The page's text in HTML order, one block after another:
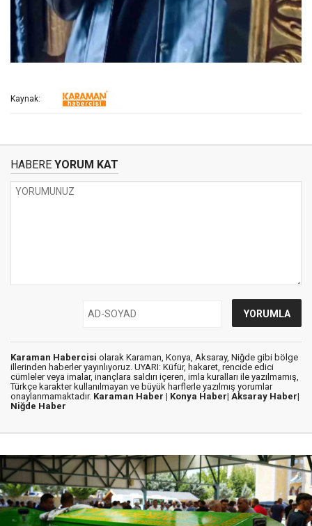
Kaynak:
HABERE YORUM KAT
Karaman Habercisi olarak Karaman, Konya, Aksaray, Niğde gibi bölge
illerinden haberler yayınlıyoruz. UYARI: Küfür, hakaret, rencide edici
cümleler veya imalar, inançlara saldırı içeren, imla kuralları ile yazılmamış,
Türkçe karakter kullanılmayan ve büyük harflerle yazılmış yorumlar
onaylanmamaktadır. Karaman Haber | Konya Haber| Aksaray Haber|
Niğde Haber